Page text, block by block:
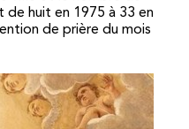
de huit en 1975 à 33 en
de prière du mois